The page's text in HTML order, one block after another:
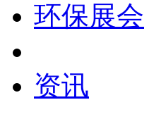
环保展会
资讯